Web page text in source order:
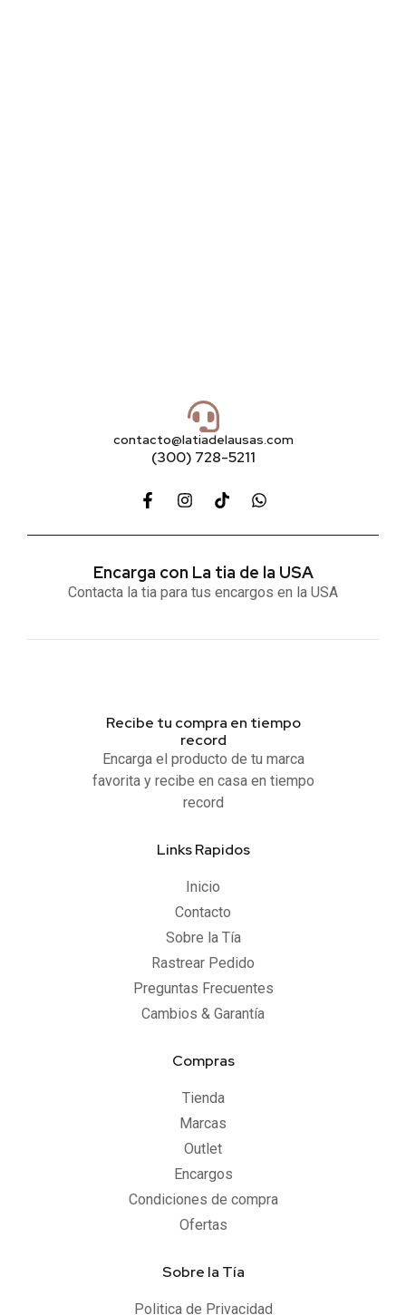
contacto@latiadelausas.com
(300) 728-5211
Encarga con La tia de la USA
Contacta la tia para tus encargos en la USA
Recibe tu compra en tiempo
record
Encarga el producto de tu marca
favorita y recibe en casa en tiempo
record
Links Rapidos
Inicio
Contacto
Sobre la Tía
Rastrear Pedido
Preguntas Frecuentes
Cambios & Garantía
Compras
Tienda
Marcas
Outlet
Encargos
Condiciones de compra
Ofertas
Sobre la Tía
Politica de Privacidad